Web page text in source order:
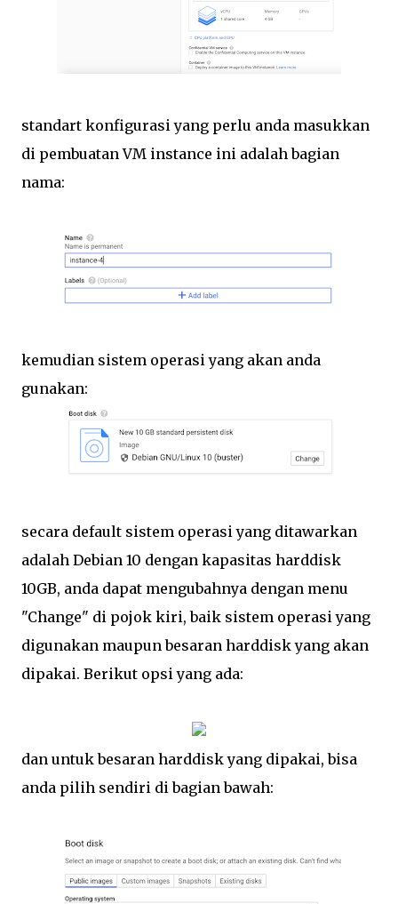
standart konfigurasi yang perlu anda masukkan
di pembuatan VM instance ini adalah bagian
nama:
kemudian sistem operasi yang akan anda
gunakan:
secara default sistem operasi yang ditawarkan
adalah Debian 10 dengan kapasitas harddisk
10GB, anda dapat mengubahnya dengan menu
"Change" di pojok kiri, baik sistem operasi yang
digunakan maupun besaran harddisk yang akan
dipakai. Berikut opsi yang ada:
dan untuk besaran harddisk yang dipakai, bisa
anda pilih sendiri di bagian bawah: